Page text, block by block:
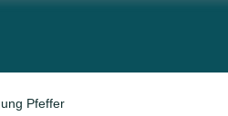
Pfeffer